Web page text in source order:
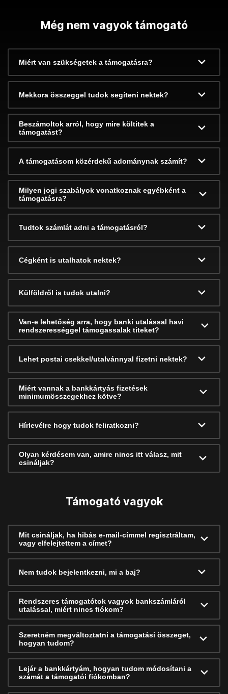
Még nem vagyok támogató
Miért van szükségetek a támogatásra?
Mekkora összeggel tudok segíteni nektek?
Beszámoltok arról, hogy mire költitek a
támogatást?
A támogatásom közérdekű adománynak számít?
Milyen jogi szabályok vonatkoznak egyébként a
támogatásra?
Tudtok számlát adni a támogatásról?
Cégként is utalhatok nektek?
Külföldről is tudok utalni?
Van-e lehetőség arra, hogy banki utalással havi
rendszerességgel támogassalak titeket?
Lehet postai csekkel/utalvánnyal fizetni nektek?
Miért vannak a bankkártyás fizetések
minimumösszegekhez kötve?
Hírlevélre hogy tudok feliratkozni?
Olyan kérdésem van, amire nincs itt válasz, mit
csináljak?
Támogató vagyok
Mit csináljak, ha hibás e-mail-címmel regisztráltam,
vagy elfelejtettem a címet?
Nem tudok bejelentkezni, mi a baj?
Rendszeres támogatótok vagyok bankszámláról
utalással, miért nincs fiókom?
Szeretném megváltoztatni a támogatási összeget,
hogyan tudom?
Lejár a bankkártyám, hogyan tudom módosítani a
számát a támogatói fiókomban?